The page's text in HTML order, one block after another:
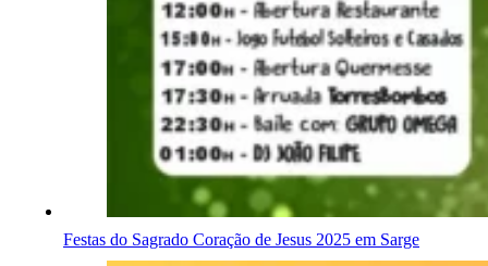
Festas do Sagrado Coração de Jesus 2025 em Sarge